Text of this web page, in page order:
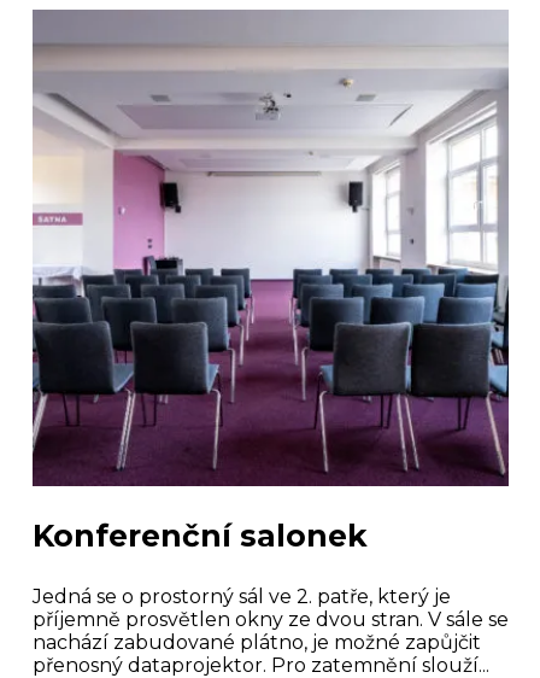
Konferenční salonek
Jedná se o prostorný sál ve 2. patře, který je
příjemně prosvětlen okny ze dvou stran. V sále se
nachází zabudované plátno, je možné zapůjčit
přenosný dataprojektor. Pro zatemnění slouží...